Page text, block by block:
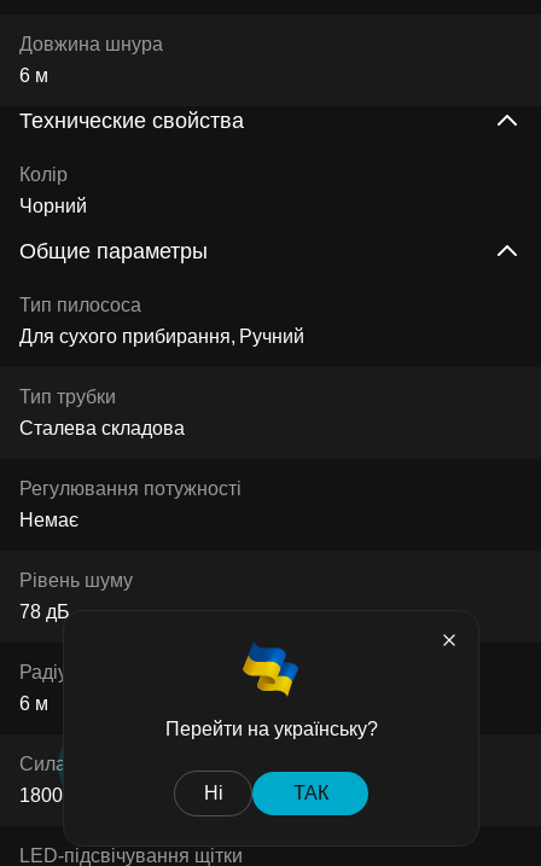
Перейти на українську?
Ні ТАК
Довжина шнура
6 м
Технические свойства
Колір
Чорний
Общие параметры
Тип пилососа
Для сухого прибирання Ручний
Тип трубки
Сталева складова
Регулювання потужності
Немає
Рівень шуму
78 дБ
Радіус прибирання
6 м
Сила всмоктування
18000 Па
LED-підсвічування щітки